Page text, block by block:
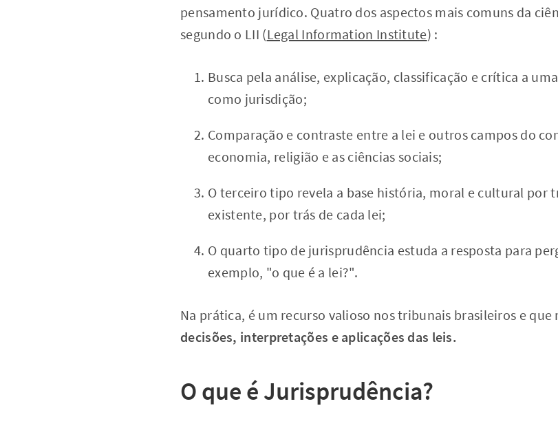
pensamento jurídico. Quatro dos aspectos mais comuns da
segundo o LII (Legal Information Institute) :
Busca pela análise, explicação, classificação e crítica a
como jurisdição;
Comparação e contraste entre a lei e outros campos do
economia, religião e as ciências sociais;
O terceiro tipo revela a base história, moral e cultural por
existente, por trás de cada lei;
O quarto tipo de jurisprudência estuda a resposta para
exemplo, "o que é a lei?".
Na prática, é um recurso valioso nos tribunais brasileiros e que
decisões, interpretações e aplicações das leis.
O que é Jurisprudência?